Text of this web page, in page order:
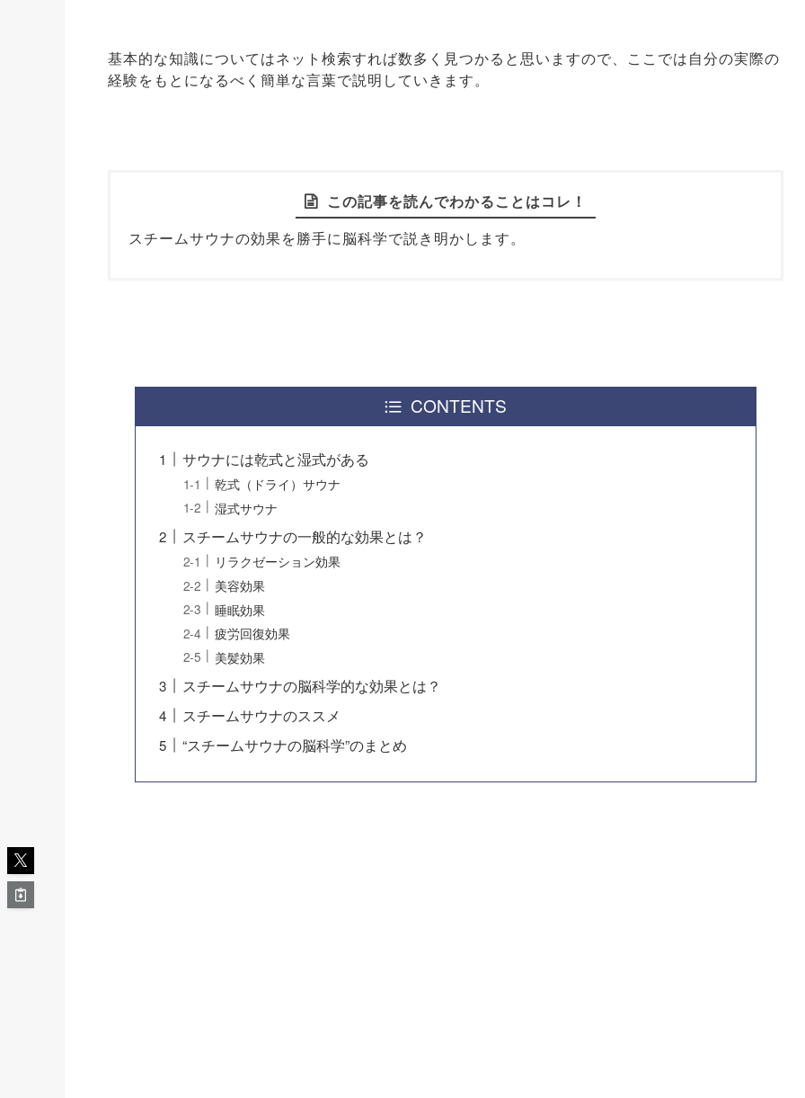
基本的な知識についてはネット検索すれば数多く見つかると思いますので、ここでは自分の実際の
経験をもとになるべく簡単な言葉で説明していきます。
この記事を読んでわかることはコレ！
スチームサウナの効果を勝手に脳科学で説き明かします。
CONTENTS
サウナには乾式と湿式がある
乾式（ドライ）サウナ
湿式サウナ
スチームサウナの一般的な効果とは？
リラクゼーション効果
美容効果
睡眠効果
疲労回復効果
美髪効果
スチームサウナの脳科学的な効果とは？
スチームサウナのススメ
“スチームサウナの脳科学”のまとめ